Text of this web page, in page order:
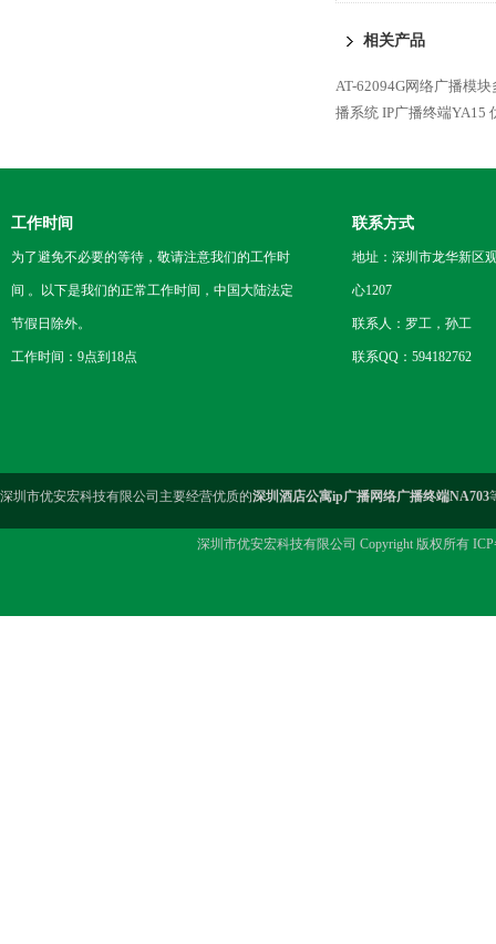
相关产品
AT-62094G网络广播模块
播系统 IP广播终端YA15
工作时间
为了避免不必要的等待，敬请注意我们的工作时
间 。以下是我们的正常工作时间，中国大陆法定
节假日除外。
工作时间：9点到18点
联系方式
地址：深圳市龙华新区
心1207
联系人：罗工，孙工
联系QQ：594182762
深圳市优安宏科技有限公司主要经营优质的深圳酒店公寓ip广播网络广播终端NA703
深圳市优安宏科技有限公司 Copyright 版权所有